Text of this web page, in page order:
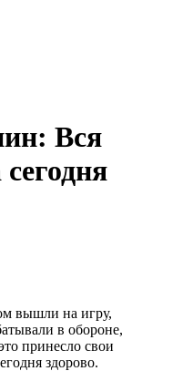
Вся
вышли на игру,
в обороне,
принесло свои
здорово.